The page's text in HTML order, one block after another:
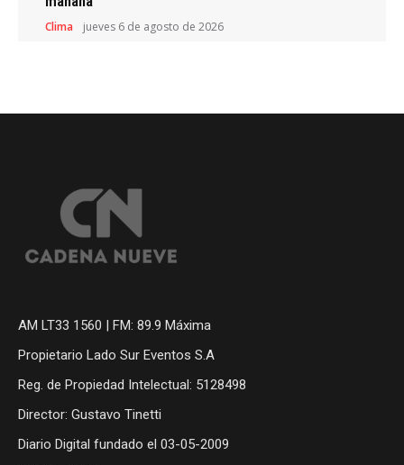
Clima jueves 6 de agosto de 2026
AM LT33 1560 | FM: 89.9 Máxima
Propietario Lado Sur Eventos S.A
Reg. de Propiedad Intelectual: 5128498
Director: Gustavo Tinetti
Diario Digital fundado el 03-05-2009